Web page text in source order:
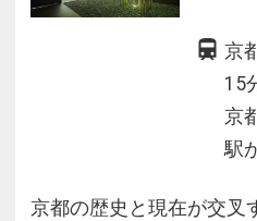
京
15
京
駅
京都の歴史と現在が交叉